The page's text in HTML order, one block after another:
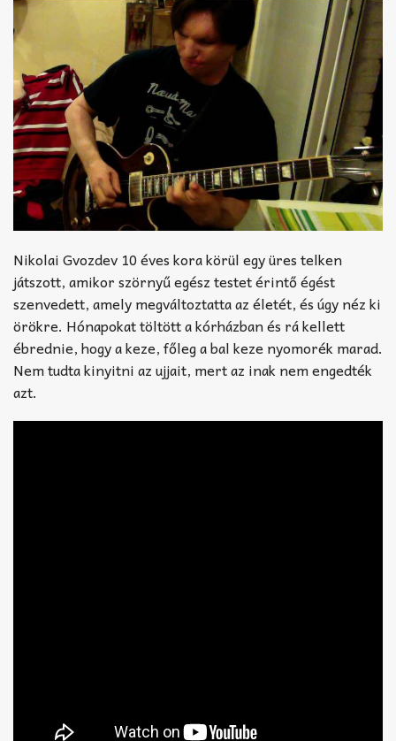
Nikolai Gvozdev 10 éves kora körül egy üres telken
játszott, amikor szörnyű egész testet érintő égést
szenvedett, amely megváltoztatta az életét, és úgy néz ki
örökre. Hónapokat töltött a kórházban és rá kellett
ébrednie, hogy a keze, főleg a bal keze nyomorék marad.
Nem tudta kinyitni az ujjait, mert az inak nem engedték
azt.